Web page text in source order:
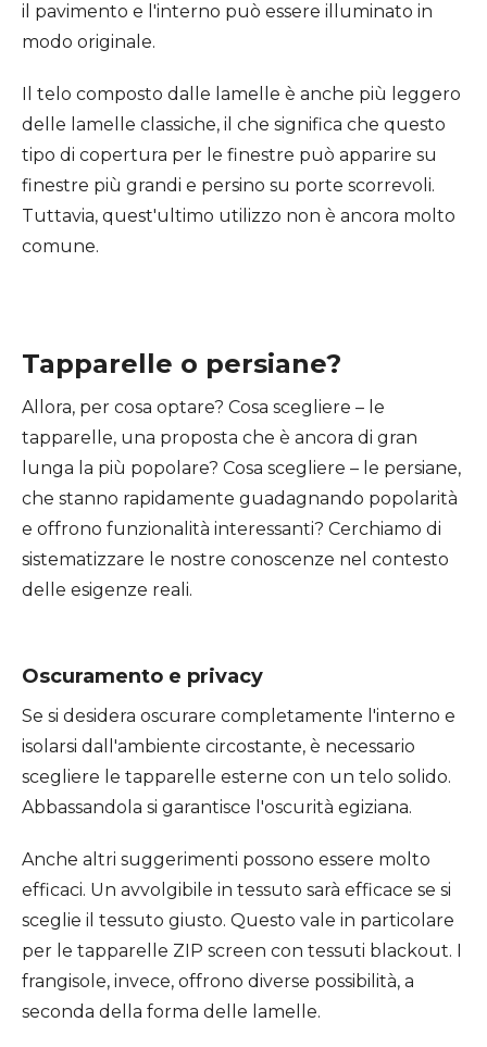
il pavimento e l'interno può essere illuminato in
modo originale.
Il telo composto dalle lamelle è anche più leggero
delle lamelle classiche, il che significa che questo
tipo di copertura per le finestre può apparire su
finestre più grandi e persino su porte scorrevoli.
Tuttavia, quest'ultimo utilizzo non è ancora molto
comune.
Tapparelle o persiane?
Allora, per cosa optare? Cosa scegliere – le
tapparelle, una proposta che è ancora di gran
lunga la più popolare? Cosa scegliere – le persiane,
che stanno rapidamente guadagnando popolarità
e offrono funzionalità interessanti? Cerchiamo di
sistematizzare le nostre conoscenze nel contesto
delle esigenze reali.
Oscuramento e privacy
Se si desidera oscurare completamente l'interno e
isolarsi dall'ambiente circostante, è necessario
scegliere le tapparelle esterne con un telo solido.
Abbassandola si garantisce l'oscurità egiziana.
Anche altri suggerimenti possono essere molto
efficaci. Un avvolgibile in tessuto sarà efficace se si
sceglie il tessuto giusto. Questo vale in particolare
per le tapparelle ZIP screen con tessuti blackout. I
frangisole, invece, offrono diverse possibilità, a
seconda della forma delle lamelle.